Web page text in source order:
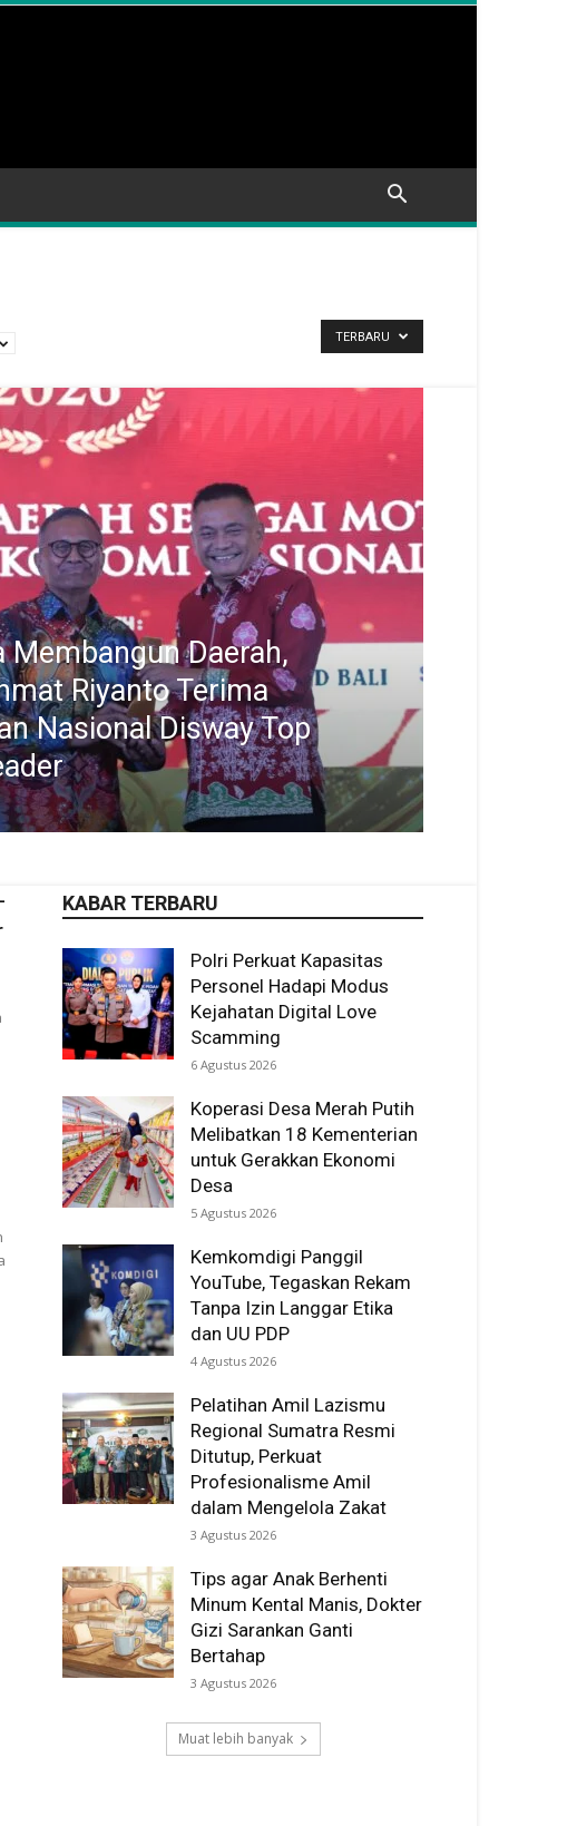
TERBARU
Membangun Daerah,
Riyanto Terima
Nasional Disway Top
KABAR TERBARU
Polri Perkuat Kapasitas
Personel Hadapi Modus
Kejahatan Digital Love
Scamming
6 Agustus 2026
Koperasi Desa Merah Putih
Melibatkan 18 Kementerian
untuk Gerakkan Ekonomi
Desa
5 Agustus 2026
Kemkomdigi Panggil
YouTube, Tegaskan Rekam
Tanpa Izin Langgar Etika
dan UU PDP
4 Agustus 2026
Pelatihan Amil Lazismu
Regional Sumatra Resmi
Ditutup, Perkuat
Profesionalisme Amil
dalam Mengelola Zakat
3 Agustus 2026
Tips agar Anak Berhenti
Minum Kental Manis, Dokter
Gizi Sarankan Ganti
Bertahap
3 Agustus 2026
Muat lebih banyak